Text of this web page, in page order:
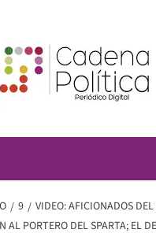
9
VIDEO: AFICIONADOS
AL PORTERO DEL SPARTA; EL